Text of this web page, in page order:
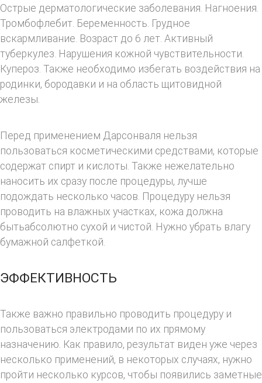
Острые дерматологические заболевания. Нагноения.
Тромбофлебит. Беременность. Грудное
вскармливание. Возраст до 6 лет. Активный
туберкулез. Нарушения кожной чувствительности.
Купероз. Также необходимо избегать воздействия на
родинки, бородавки и на область щитовидной
железы.
Перед применением Дарсонваля нельзя
пользоваться косметическими средствами, которые
содержат спирт и кислоты. Также нежелательно
наносить их сразу после процедуры, лучше
подождать несколько часов. Процедуру нельзя
проводить на влажных участках, кожа должна
бытьабсолютно сухой и чистой. Нужно убрать влагу
бумажной салфеткой.
ЭФФЕКТИВНОСТЬ
Также важно правильно проводить процедуру и
пользоваться электродами по их прямому
назначению. Как правило, результат виден уже через
несколько применений, в некоторых случаях, нужно
пройти несколько курсов, чтобы появились заметные